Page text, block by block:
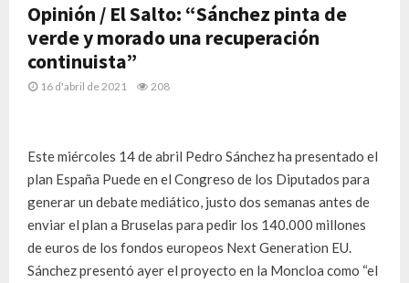
Opinión / El Salto: “Sánchez pinta de
verde y morado una recuperación
continuista”
16 d'abril de 2021 208
Este miércoles 14 de abril Pedro Sánchez ha presentado el
plan España Puede en el Congreso de los Diputados para
generar un debate mediático, justo dos semanas antes de
enviar el plan a Bruselas para pedir los 140.000 millones
de euros de los fondos europeos Next Generation EU.
Sánchez presentó ayer el proyecto en la Moncloa como “el